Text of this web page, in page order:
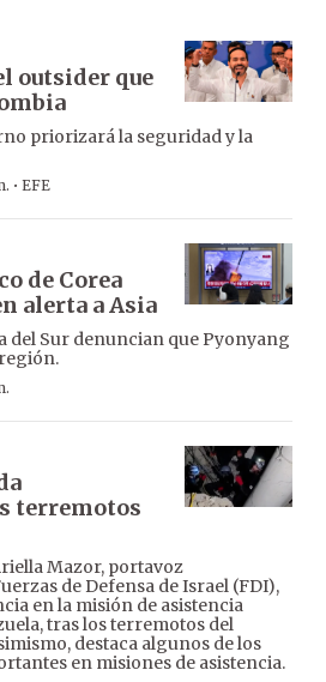
outsider que
priorizará la seguridad y la
· EFE
de Corea
alerta a Asia
del Sur denuncian que Pyonyang
terremotos
Mazor, portavoz
de Defensa de Israel (FDI),
en la misión de asistencia
tras los terremotos del
destaca algunos de los
en misiones de asistencia.